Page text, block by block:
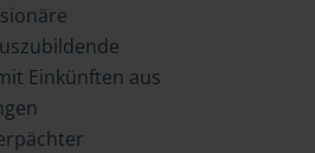
Einkünften aus